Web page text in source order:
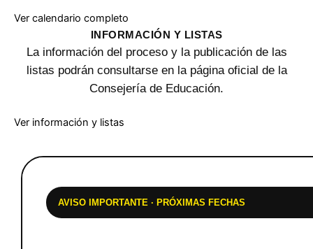
Ver calendario completo
INFORMACIÓN Y LISTAS
La información del proceso y la publicación de las
listas podrán consultarse en la página oficial de la
Consejería de Educación.
Ver información y listas
AVISO IMPORTANTE · PRÓXIMAS FECHAS